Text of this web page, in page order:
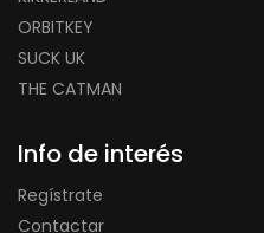
ORBITKEY
SUCK UK
THE CATMAN
Info de interés
Regístrate
Contactar